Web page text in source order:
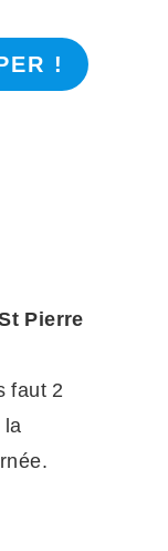
!
Pierre
faut 2
la